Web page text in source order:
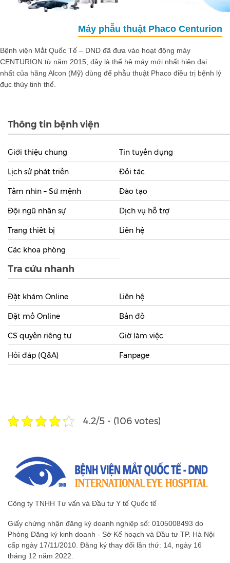
Máy phẫu thuật Phaco Centurion
Bệnh viện Mắt Quốc Tế – DND đã đưa vào hoạt động máy
CENTURION từ năm 2015, đây là thế hệ máy mới nhất hiện đại
nhất của hãng Alcon (Mỹ) dùng để phẫu thuật Phaco điều trị bệnh lý
đục thủy tinh thể.
Thông tin bệnh viện
Giới thiệu chung
Lịch sử phát triển
Tầm nhìn – Sứ mệnh
Đội ngũ nhân sự
Trang thiết bị
Các khoa phòng
Tin tuyển dụng
Đối tác
Đào tạo
Dịch vụ hỗ trợ
Liên hệ
Tra cứu nhanh
Đặt khám Online
Đặt mổ Online
CS quyền riêng tư
Hỏi đáp (Q&A)
Liên hệ
Bản đồ
Giờ làm việc
Fanpage
4.2/5 - (106 votes)
Công ty TNHH Tư vấn và Đầu tư Y tế Quốc tế
Giấy chứng nhận đăng ký doanh nghiệp số: 0105008493 do
Phòng Đăng ký kinh doanh - Sở Kế hoạch và Đầu tư TP. Hà Nội
cấp ngày 17/11/2010. Đăng ký thay đổi lần thứ: 14, ngày 16
tháng 12 năm 2022.